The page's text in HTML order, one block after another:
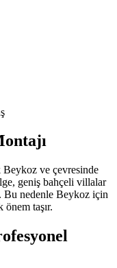
Beykoz ve çevresinde
geniş bahçeli villalar
Bu nedenle Beykoz için
taşır.